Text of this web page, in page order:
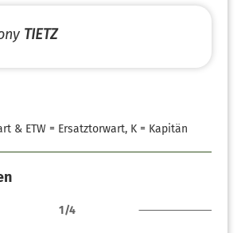
TIETZ
& ETW = Ersatztorwart, K = Kapitän
1/4